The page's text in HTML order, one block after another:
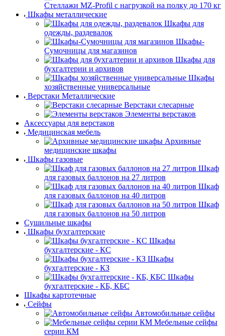
Стеллажи MZ-Profil с нагрузкой на полку до 170 кг
Шкафы металлические
Шкафы для
одежды, раздевалок
Шкафы-
Сумочницы для магазинов
Шкафы для
бухгалтерии и архивов
Шкафы
хозяйственные универсальные
Верстаки Металлические
Верстаки слесарные
Элементы верстаков
Аксессуары для верстаков
Медицинская мебель
Архивные
медицинские шкафы
Шкафы газовые
Шкаф
для газовых баллонов на 27 литров
Шкаф
для газовых баллонов на 40 литров
Шкаф
для газовых баллонов на 50 литров
Сушильные шкафы
Шкафы бухгалтерские
Шкафы
бухгалтерские - КС
Шкафы
бухгалтерские - КЗ
Шкафы
бухгалтерские - КБ, КБС
Шкафы картотечные
Сейфы
Автомобильные сейфы
Мебельные сейфы
серии КМ